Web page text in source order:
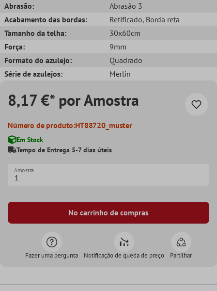
Abrasão:
Abrasão 3
Acabamento das bordas:
Retificado, Borda reta
Tamanho da telha:
30x60cm
Força:
9mm
Formato do azulejo:
Quadrado
Série de azulejos:
Merlin
8,17 €* por Amostra
Número de produto:HT88720_muster
Em Stock
Tempo de Entrega 5-7 dias úteis
Amostra
No carrinho de compras
Fazer uma pergunta Notificação de queda de preço Partilhar